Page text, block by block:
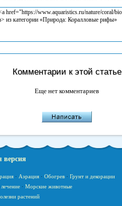
Комментарии к этой статье
Еще нет комментариев
версия
· Аэрация· Обогрев· Грунт и декорации
· Морские животные
растений